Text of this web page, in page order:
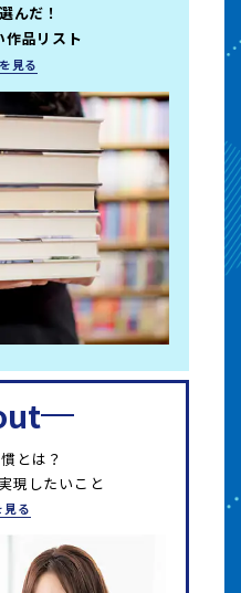
んだ！
作品リスト
見る
とは？
現したいこと
る